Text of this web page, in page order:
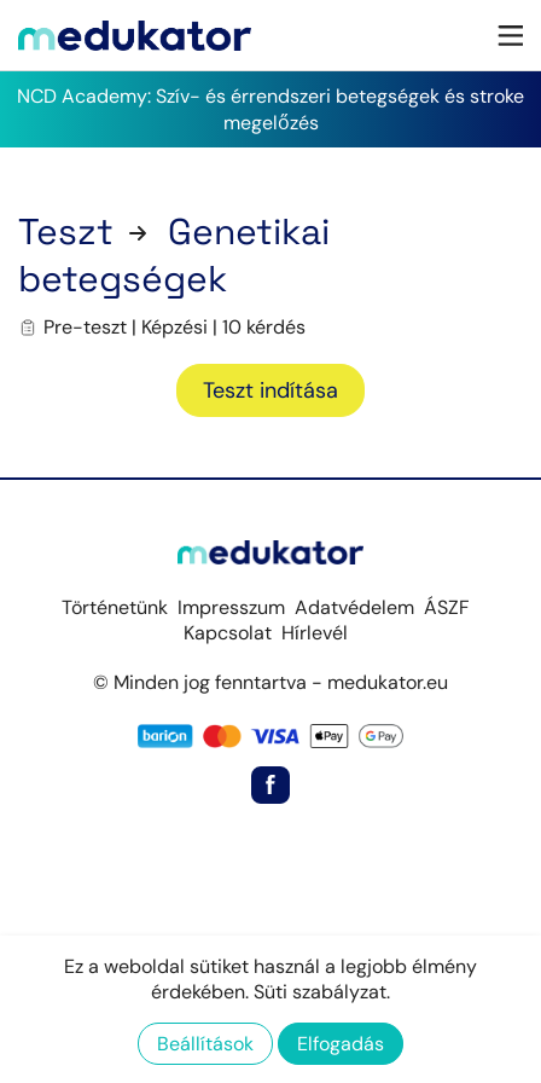
NCD Academy: Szív- és érrendszeri betegségek és stroke
megelőzés
Teszt
Genetikai
betegségek
Pre-teszt | Képzési | 10 kérdés
Teszt indítása
Történetünk Impresszum Adatvédelem ÁSZF
Kapcsolat Hírlevél
© Minden jog fenntartva - medukator.eu
Ez a weboldal sütiket használ a legjobb élmény
érdekében.Süti szabályzat.
Beállítások Elfogadás